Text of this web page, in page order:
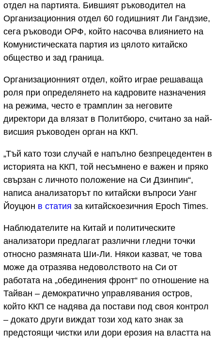
отдел на партията. Бившият ръководител на
Организационния отдел 60 годишният Ли Гандзие,
сега ръководи ОРФ, който насочва влиянието на
Комунистическата партия из цялото китайско
общество и зад граница.
Организационният отдел, който играе решаваща
роля при определянето на кадровите назначения
на режима, често е трамплин за неговите
директори да влязат в Политбюро, считано за най-
висшия ръководен орган на ККП.
„Тъй като този случай е напълно безпрецедентен в
историята на ККП, той несъмнено е важен и пряко
свързан с личното положение на Си Дзинпин“,
написа анализаторът по китайски въпроси Уанг
Йоуцюн в статия за китайскоезичния Epoch Times.
Наблюдателите на Китай и политическите
анализатори предлагат различни гледни точки
относно размяната Ши-Ли. Някои казват, че това
може да отразява недоволството на Си от
работата на „обединения фронт“ по отношение на
Тайван – демократично управлявания остров,
който ККП се надява да постави под своя контрол
– докато други виждат този ход като знак за
предстоящи чистки или дори ерозия на властта на